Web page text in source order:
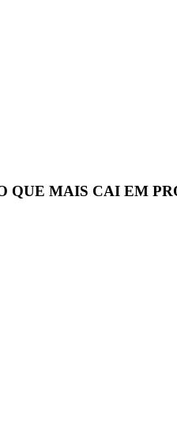
QUE MAIS CAI EM